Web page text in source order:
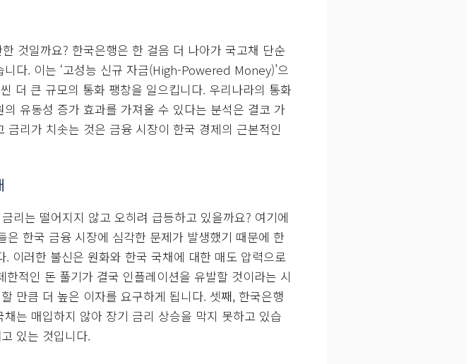
것일까요? 한국은행은 한 걸음 더 나아가 국고채 단순
다. 이는 ‘고성능 신규 자금(High-Powered Money)’으
더 큰 규모의 통화 팽창을 일으킵니다. 우리나라의 통화
유동성 증가 효과를 가져올 수 있다는 분석은 결코 가
금리가 치솟는 것은 금융 시장이 한국 경제의 근본적인